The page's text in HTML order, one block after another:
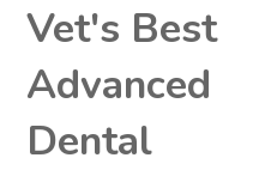
Vet's Best
Advanced
Dental